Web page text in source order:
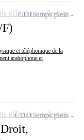
et téléphonique de la
arabophone et
CDITemps plein
offre à ma sélection
CDDTemps plein
offre à ma sélection